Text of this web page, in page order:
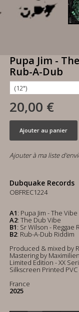
Pupa Jim -
Rub-A-Dub
20,00 €
Ajouter au panier
Ajouter à ma liste
Dubquake Records
OBFREC1224
A1: Pupa Jim - The Vibe
A2: The Dub Vibe
B1: Sr Wilson - Reggae
B2: Rub-A-Dub Riddim
Produced & mixed by
Mastering by
Limited Edition - XX
Silkscreen Printed
France
2025